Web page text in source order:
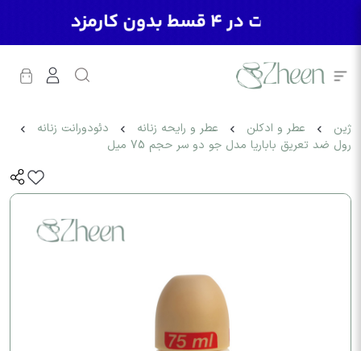
ژین عطر و ادکلن عطر و رایحه زنانه
دئودورانت زنانه
رول ضد تعریق باباریا مدل جو دو سر حجم 75 میل